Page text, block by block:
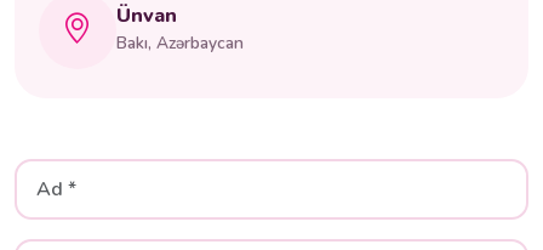
Ünvan
Bakı, Azərbaycan